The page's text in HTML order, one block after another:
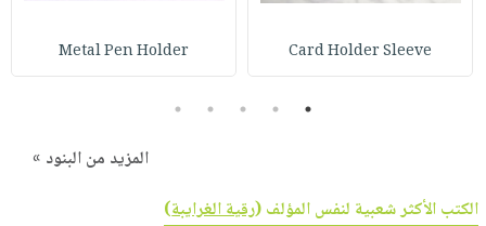
Card Holder Sleeve
Metal Pen Holder
1
2
3
4
5
المزيد من البنود »
الكتب الأكثر شعبية لنفس المؤلف (رقية الغرايبة)